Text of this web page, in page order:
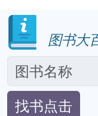
图书大
找书点击